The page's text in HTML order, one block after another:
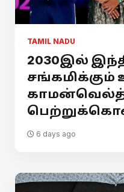
TAMIL NADU
2030இல்
6 days ago